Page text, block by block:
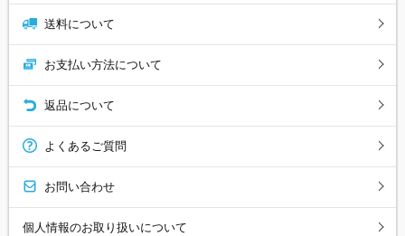
送料について
お支払い方法について
返品について
よくあるご質問
お問い合わせ
個人情報のお取り扱いについて